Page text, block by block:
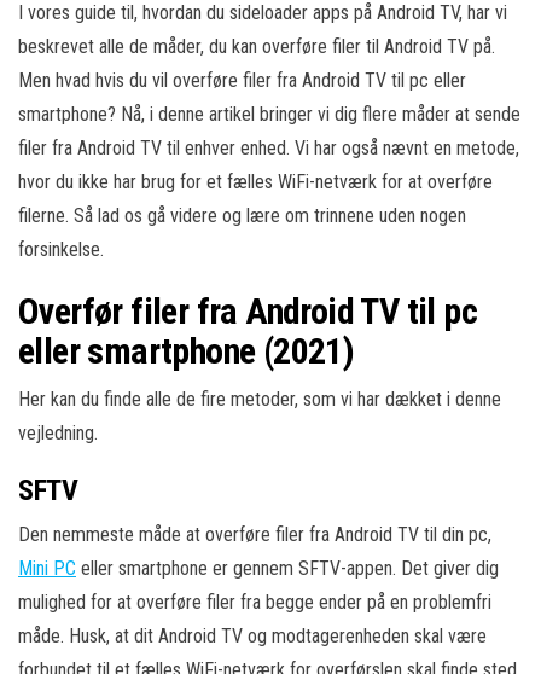
I vores guide til, hvordan du sideloader apps på Android TV, har vi
beskrevet alle de måder, du kan overføre filer til Android TV på.
Men hvad hvis du vil overføre filer fra Android TV til pc eller
smartphone? Nå, i denne artikel bringer vi dig flere måder at sende
filer fra Android TV til enhver enhed. Vi har også nævnt en metode,
hvor du ikke har brug for et fælles WiFi-netværk for at overføre
filerne. Så lad os gå videre og lære om trinnene uden nogen
forsinkelse.
Overfør filer fra Android TV til pc
eller smartphone (2021)
Her kan du finde alle de fire metoder, som vi har dækket i denne
vejledning.
SFTV
Den nemmeste måde at overføre filer fra Android TV til din pc,
Mini PC eller smartphone er gennem SFTV-appen. Det giver dig
mulighed for at overføre filer fra begge ender på en problemfri
måde. Husk, at dit Android TV og modtagerenheden skal være